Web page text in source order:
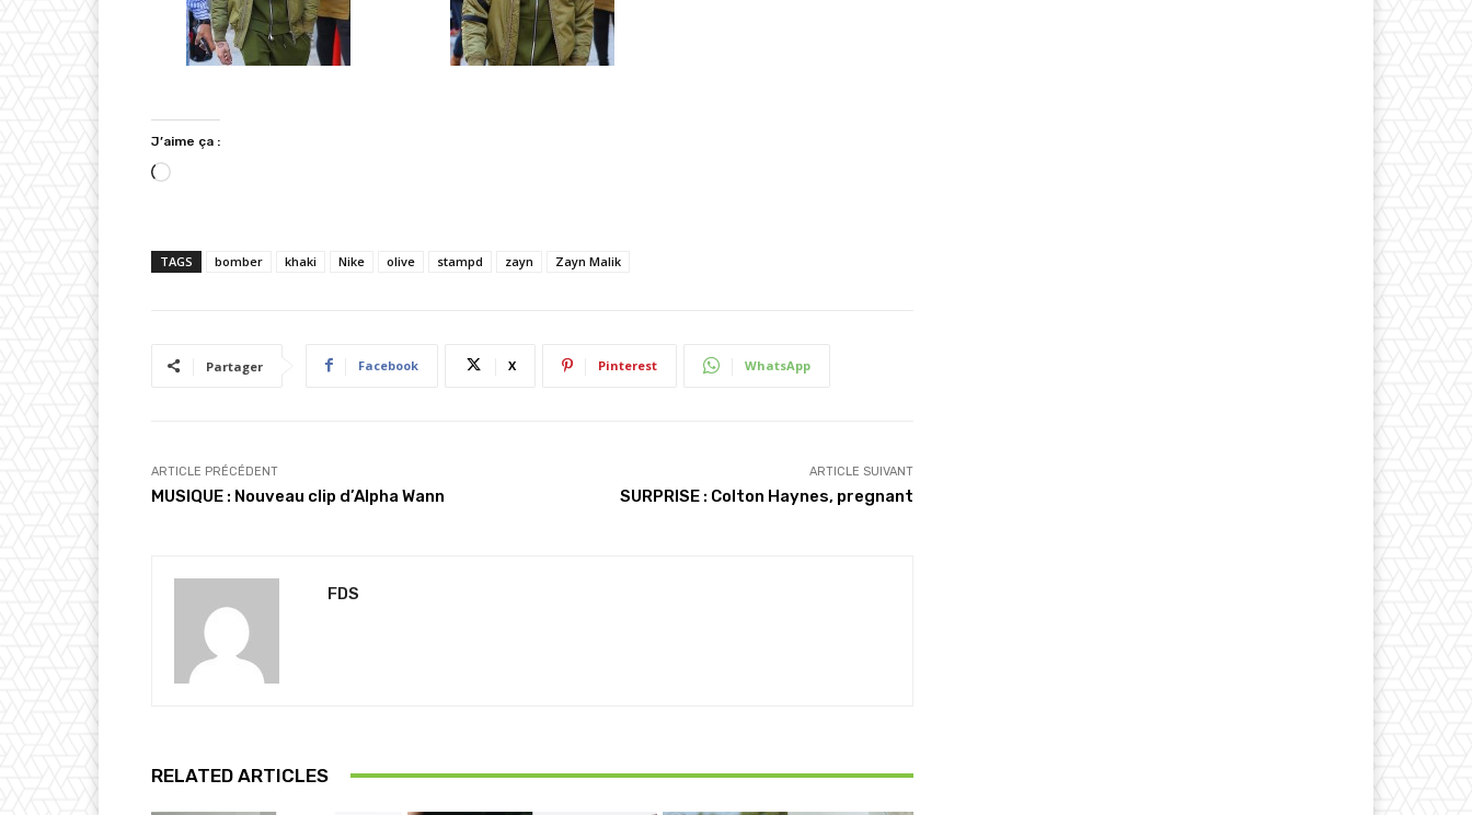
J’aime ça :
C
r
…
TAGS bomber khaki Nike olive stampd zayn Zayn Malik
Partager Facebook X Pinterest WhatsApp
ARTICLE PRÉCÉDENT
MUSIQUE : Nouveau clip d’Alpha Wann
ARTICLE SUIVANT
SURPRISE : Colton Haynes, pregnant
FDS
RELATED ARTICLES